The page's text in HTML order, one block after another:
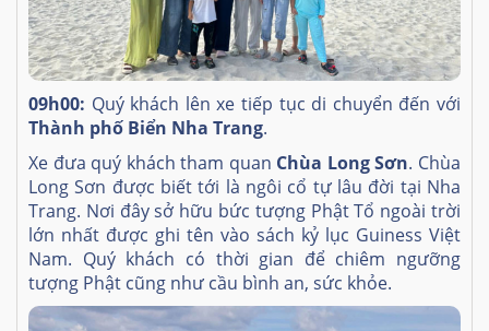
09h00: Quý khách lên xe tiếp tục di chuyển đến với
Thành phố Biển Nha Trang.
Xe đưa quý khách tham quan Chùa Long Sơn. Chùa
Long Sơn được biết tới là ngôi cổ tự lâu đời tại Nha
Trang. Nơi đây sở hữu bức tượng Phật Tổ ngoài trời
lớn nhất được ghi tên vào sách kỷ lục Guiness Việt
Nam. Quý khách có thời gian để chiêm ngưỡng
tượng Phật cũng như cầu bình an, sức khỏe.